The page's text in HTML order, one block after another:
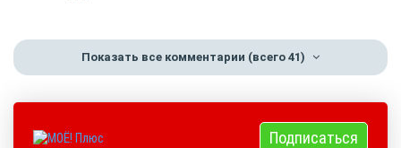
Показать все комментарии (всего 41)
Подписаться